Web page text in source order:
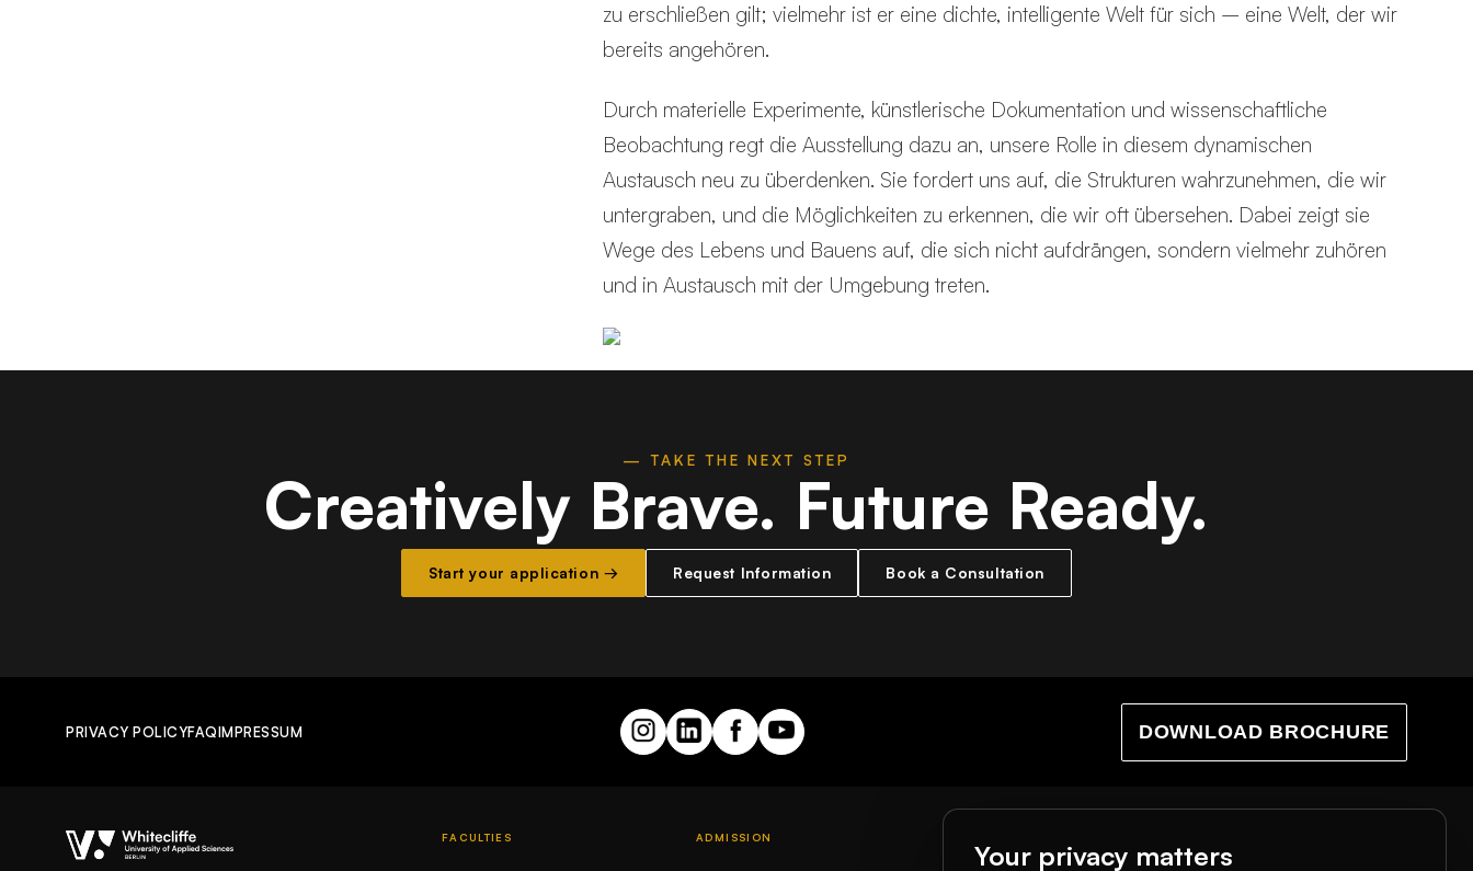
zu erschließen gilt; vielmehr ist er eine dichte, intelligente Welt für sich – eine Welt, der wir
bereits angehören.
Durch materielle Experimente, künstlerische Dokumentation und wissenschaftliche
Beobachtung regt die Ausstellung dazu an, unsere Rolle in diesem dynamischen
Austausch neu zu überdenken. Sie fordert uns auf, die Strukturen wahrzunehmen, die wir
untergraben, und die Möglichkeiten zu erkennen, die wir oft übersehen. Dabei zeigt sie
Wege des Lebens und Bauens auf, die sich nicht aufdrängen, sondern vielmehr zuhören
und in Austausch mit der Umgebung treten.
— TAKE THE NEXT STEP
Creatively Brave. Future Ready.
Start your application → Request Information Book a Consultation
PRIVACY POLICYFAQIMPRESSUM DOWNLOAD BROCHURE
FACULTIES ADMISSION
Your privacy matters